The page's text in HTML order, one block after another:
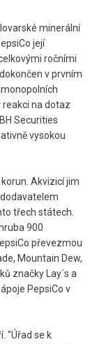
minerální
její
ročními
v prvním
reakci na dotaz
Securities
vysokou
Akvizicí jim
třech státech.
900
převezmou
Mountain Dew,
značky Lay´s a
PepsiCo v
"Úřad se k